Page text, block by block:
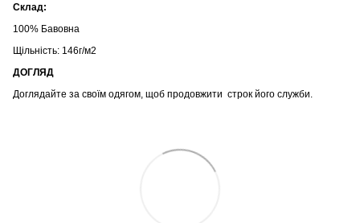
Склад:
100% Бавовна
Щільність: 146г/м2
ДОГЛЯД
Доглядайте за своїм одягом, щоб продовжити строк його служби.